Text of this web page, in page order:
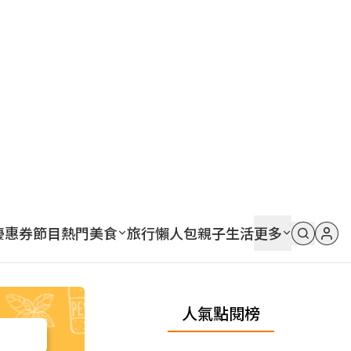
惠券節目熱門美食 旅行懶人包親子生活更多
人氣點閱榜